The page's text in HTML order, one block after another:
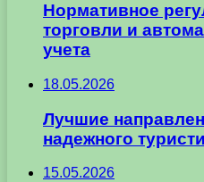
Нормативное
торговли и
учета
18.05.2026
Лучшие
надежного
15.05.2026